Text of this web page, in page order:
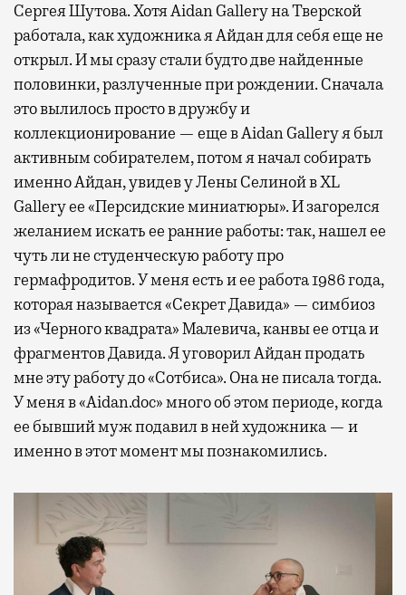
Сергея Шутова. Хотя Aidan Gallery на Тверской
работала, как художника я Айдан для себя еще не
открыл. И мы сразу стали будто две найденные
половинки, разлученные при рождении. Сначала
это вылилось просто в дружбу и
коллекционирование — еще в Aidan Gallery я был
активным собирателем, потом я начал собирать
именно Айдан, увидев у Лены Селиной в XL
Gallery ее «Персидские миниатюры». И загорелся
желанием искать ее ранние работы: так, нашел ее
чуть ли не студенческую работу про
гермафродитов. У меня есть и ее работа 1986 года,
которая называется «Секрет Давида» — симбиоз
из «Черного квадрата» Малевича, канвы ее отца и
фрагментов Давида. Я уговорил Айдан продать
мне эту работу до «Сотбиса». Она не писала тогда.
У меня в «Aidan.doc» много об этом периоде, когда
ее бывший муж подавил в ней художника — и
именно в этот момент мы познакомились.